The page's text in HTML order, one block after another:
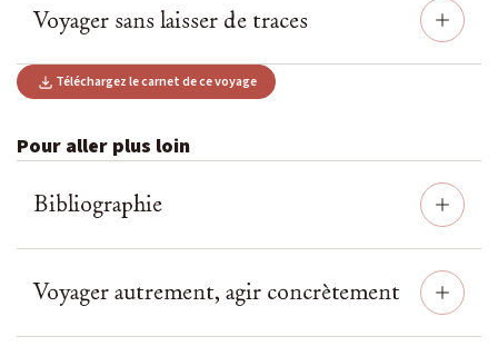
Voyager sans laisser de traces
Téléchargez le carnet de ce voyage
Pour aller plus loin
Bibliographie
Voyager autrement, agir concrètement